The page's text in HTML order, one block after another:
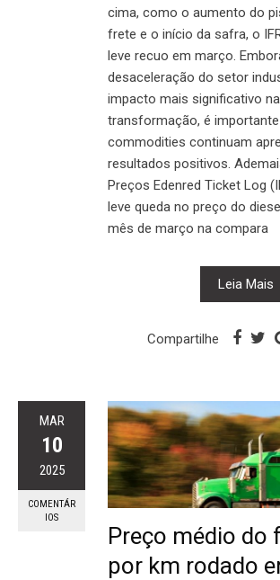
cima, como o aumento do
frete e o início da safra, o
leve recuo em março.
desaceleração do setor
impacto mais significativo
transformação, é
commodities continuam
resultados positivos.
Preços Edenred Ticket Log
leve queda no preço do
mês de março na compara
Leia Mais
Compartilhe
MAR
10
2025
COMENTÁR
IOS
Preço médio do
por km rodado